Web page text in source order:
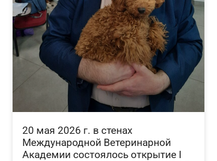
20 мая 2026 г. в стенах
Международной Ветеринарной
Академии состоялось открытие I